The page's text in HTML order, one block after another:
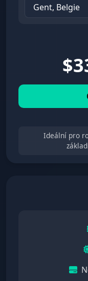
$
Ideální pro